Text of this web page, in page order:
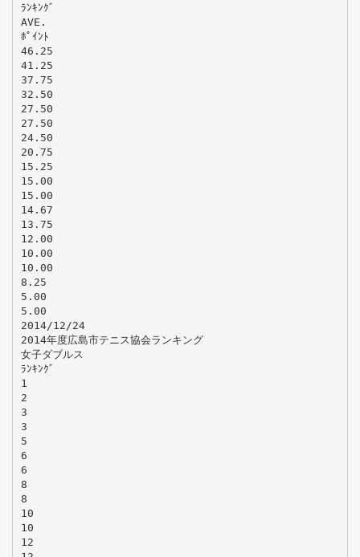
ﾗﾝｷﾝｸﾞ
AVE.
ﾎﾟｲﾝﾄ
46.25
41.25
37.75
32.50
27.50
27.50
24.50
20.75
15.25
15.00
15.00
14.67
13.75
12.00
10.00
10.00
8.25
5.00
5.00
2014/12/24
2014年度広島市テニス協会ランキング
女子ダブルス
ﾗﾝｷﾝｸﾞ
1
2
3
3
5
6
6
8
8
10
10
12